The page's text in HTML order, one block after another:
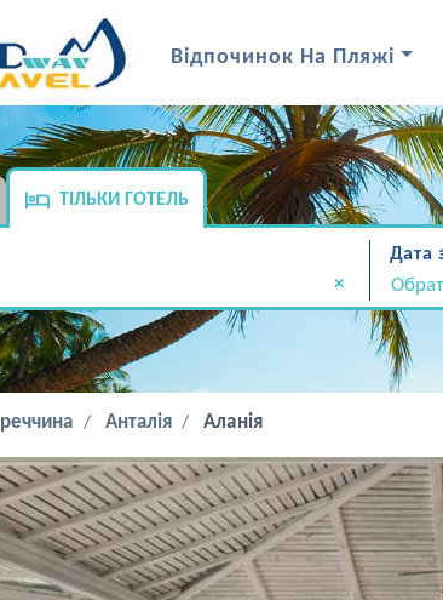
Відпочинок На Пляжі
ТІЛЬКИ ГОТЕЛЬ
×
Дата
Анталія Аланія